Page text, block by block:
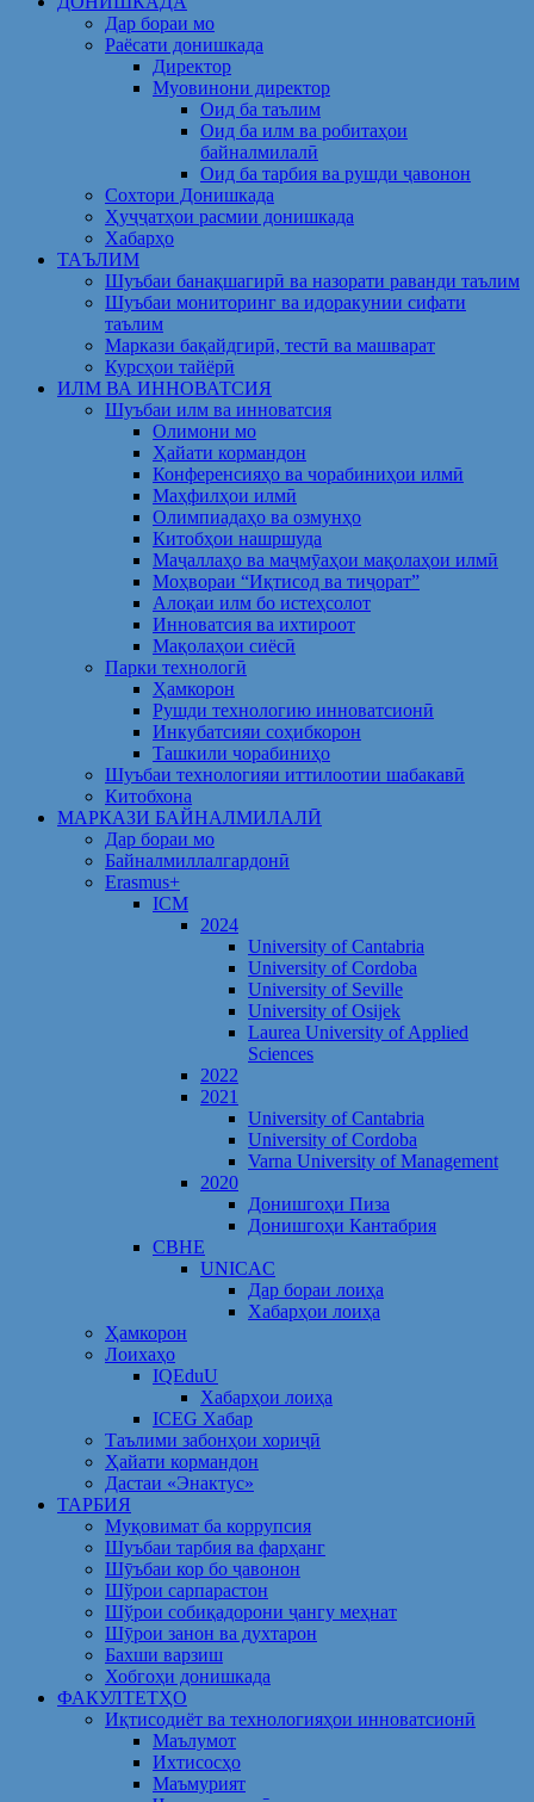
Дар бораи мо
Раёсати донишкада
Директор
Муовинони директор
Оид ба таълим
Оид ба илм ва робитаҳои
байналмилалӣ
Оид ба тарбия ва рушди ҷавонон
Сохтори Донишкада
Ҳуҷҷатҳои расмии донишкада
Хабарҳо
ТАЪЛИМ
Шуъбаи банақшагирӣ ва назорати раванди таълим
Шуъбаи мониторинг ва идоракунии сифати
таълим
Маркази бақайдгирӣ, тестӣ ва машварат
Курсҳои тайёрӣ
ИЛМ ВА ИННОВАТСИЯ
Шуъбаи илм ва инноватсия
Олимони мо
Ҳайати кормандон
Конференсияҳо ва чорабиниҳои илмӣ
Маҳфилҳои илмӣ
Олимпиадаҳо ва озмунҳо
Китобҳои нашршуда
Маҷаллаҳо ва маҷмӯаҳои мақолаҳои илмӣ
Моҳвораи “Иқтисод ва тиҷорат”
Алоқаи илм бо истеҳсолот
Инноватсия ва ихтироот
Мақолаҳои сиёсӣ
Парки технологӣ
Ҳамкорон
Рушди технологию инноватсионӣ
Инкубатсияи соҳибкорон
Ташкили чорабиниҳо
Шуъбаи технологияи иттилоотии шабакавӣ
Китобхона
МАРКАЗИ БАЙНАЛМИЛАЛӢ
Дар бораи мо
Байналмиллалгардонӣ
Erasmus+
ICM
2024
University of Cantabria
University of Cordoba
University of Seville
University of Osijek
Laurea University of Applied
Sciences
2022
2021
University of Cantabria
University of Cordoba
Varna University of Management
2020
Донишгоҳи Пиза
Донишгоҳи Кантабрия
CBHE
UNICAC
Дар бораи лоиҳа
Хабарҳои лоиҳа
Ҳамкорон
Лоихаҳо
IQEduU
Хабарҳои лоиҳа
ICEG Хабар
Таълими забонҳои хориҷӣ
Ҳайати кормандон
Дастаи «Энактус»
ТАРБИЯ
Муқовимат ба коррупсия
Шуъбаи тарбия ва фарҳанг
Шӯъбаи кор бо ҷавонон
Шўрои сарпарастон
Шўрои собиқадорони ҷангу меҳнат
Шӯрои занон ва духтарон
Бахши варзиш
Хобгоҳи донишкада
ФАКУЛТЕТҲО
Иқтисодиёт ва технологияҳои инноватсионӣ
Маълумот
Ихтисосҳо
Маъмурият